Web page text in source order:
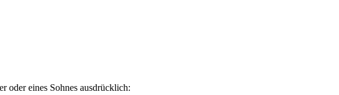
oder eines Sohnes ausdrücklich: